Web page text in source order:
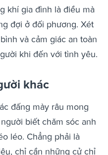
khí gia đình là điều mà
đợi ở đối phương. Xét
và cảm giác an toàn
khi đến với tình yêu.
khác
đấng mày râu mong
biết chăm sóc anh
léo. Chẳng phải là
chỉ cần những cử chỉ